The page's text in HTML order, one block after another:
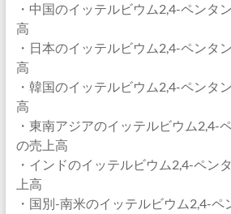
・中国のイッテルビウム2,4-ペンタ
高
・日本のイッテルビウム2,4-ペンタ
高
・韓国のイッテルビウム2,4-ペンタ
高
・東南アジアのイッテルビウム2,4-
の売上高
・インドのイッテルビウム2,4-ペン
上高
・国別-南米のイッテルビウム2,4-